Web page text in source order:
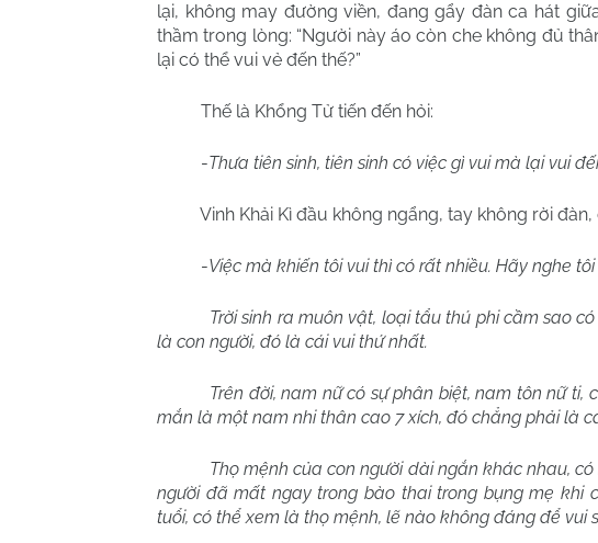
lại, không may đường viền, đang gẩy đàn ca hát
thầm trong lòng: “Người này áo còn che không đủ
lại có thể vui vẻ đến thế?”
Thế là Khổng Tử tiến đến hỏi:
-Thưa tiên sinh, tiên sinh có việc gì vui mà lại vui
Vinh Khải Kì đầu không ngẩng, tay không rời
-Việc mà khiến tôi vui thì có rất nhiều. Hãy nghe tôi
Trời sinh ra muôn vật, loại tẩu thú phi cầm sao
là con người, đó là cái vui thứ nhất.
Trên đời, nam nữ có sự phân biệt, nam tôn nữ ti,
mắn là một nam nhi thân cao 7 xích, đó chẳng phải là
Thọ mệnh của con người dài ngắn khác nhau,
người đã mất ngay trong bào thai trong bụng mẹ khi
tuổi, có thể xem là thọ mệnh, lẽ nào không đáng để vui